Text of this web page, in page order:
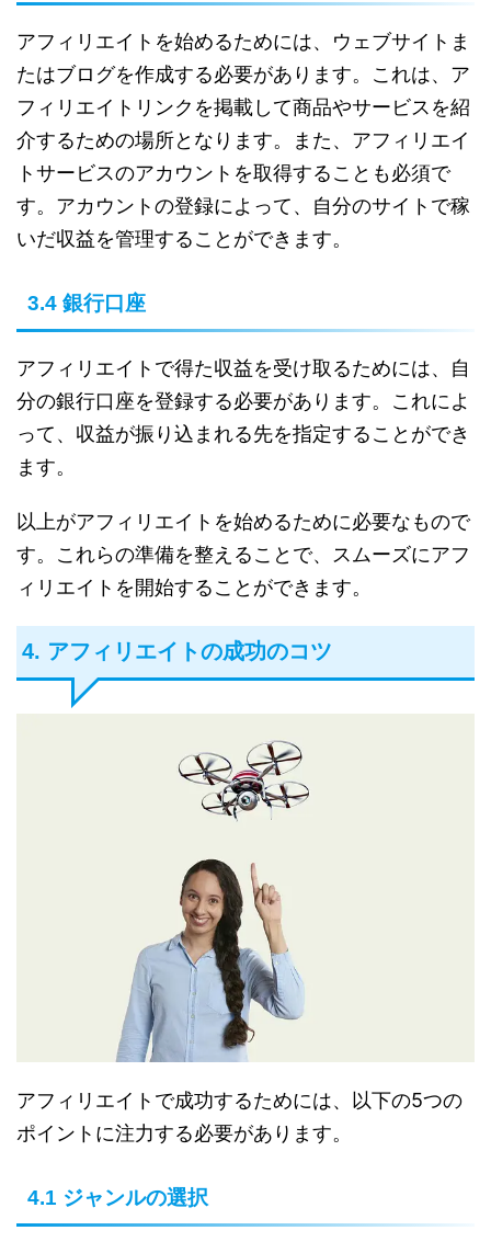
アフィリエイトを始めるためには、ウェブサイトま
たはブログを作成する必要があります。これは、ア
フィリエイトリンクを掲載して商品やサービスを紹
介するための場所となります。また、アフィリエイ
トサービスのアカウントを取得することも必須で
す。アカウントの登録によって、自分のサイトで稼
いだ収益を管理することができます。
3.4 銀行口座
アフィリエイトで得た収益を受け取るためには、自
分の銀行口座を登録する必要があります。これによ
って、収益が振り込まれる先を指定することができ
ます。
以上がアフィリエイトを始めるために必要なもので
す。これらの準備を整えることで、スムーズにアフ
ィリエイトを開始することができます。
4. アフィリエイトの成功のコツ
アフィリエイトで成功するためには、以下の5つの
ポイントに注力する必要があります。
4.1 ジャンルの選択